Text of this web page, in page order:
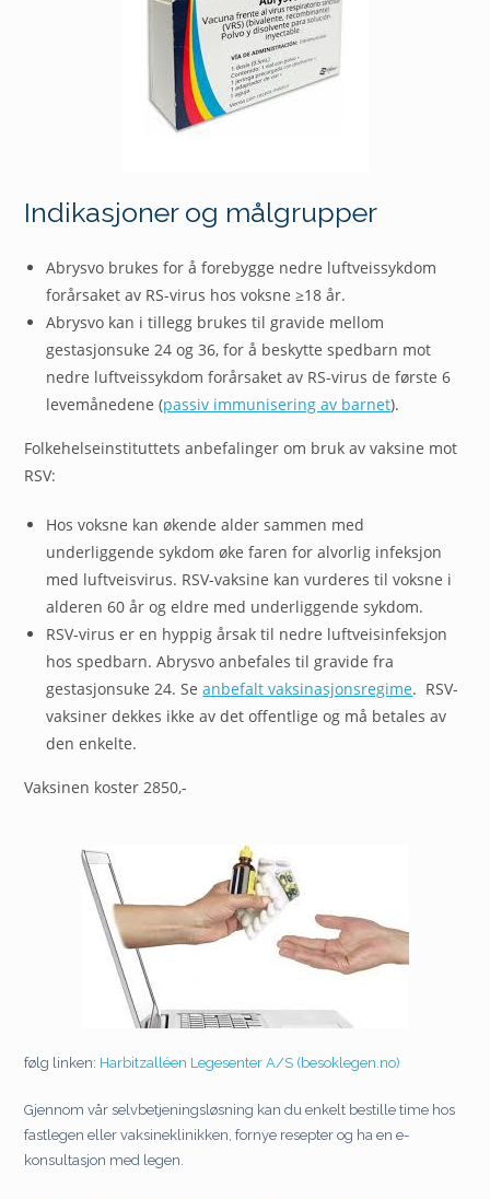
Indikasjoner og målgrupper
Abrysvo brukes for å forebygge nedre luftveissykdom
forårsaket av RS-virus hos voksne ≥18 år.
Abrysvo kan i tillegg brukes til gravide mellom
gestasjonsuke 24 og 36, for å beskytte spedbarn mot
nedre luftveissykdom forårsaket av RS-virus de første 6
levemånedene (passiv immunisering av barnet).
Folkehelseinstituttets anbefalinger om bruk av vaksine mot
RSV:
Hos voksne kan økende alder sammen med
underliggende sykdom øke faren for alvorlig infeksjon
med luftveisvirus. RSV-vaksine kan vurderes til voksne i
alderen 60 år og eldre med underliggende sykdom.
RSV-virus er en hyppig årsak til nedre luftveisinfeksjon
hos spedbarn. Abrysvo anbefales til gravide fra
gestasjonsuke 24. Seanbefalt vaksinasjonsregime. RSV-
vaksiner dekkes ikke av det offentlige og må betales av
den enkelte.
Vaksinen koster 2850,-
følg linken: Harbitzalléen Legesenter A/S (besoklegen.no)
Gjennom vår selvbetjeningsløsning kan du enkelt bestille time hos
fastlegen eller vaksineklinikken, fornye resepter og ha en e-
konsultasjon med legen.